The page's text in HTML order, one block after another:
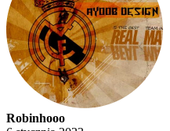
Robinhooo